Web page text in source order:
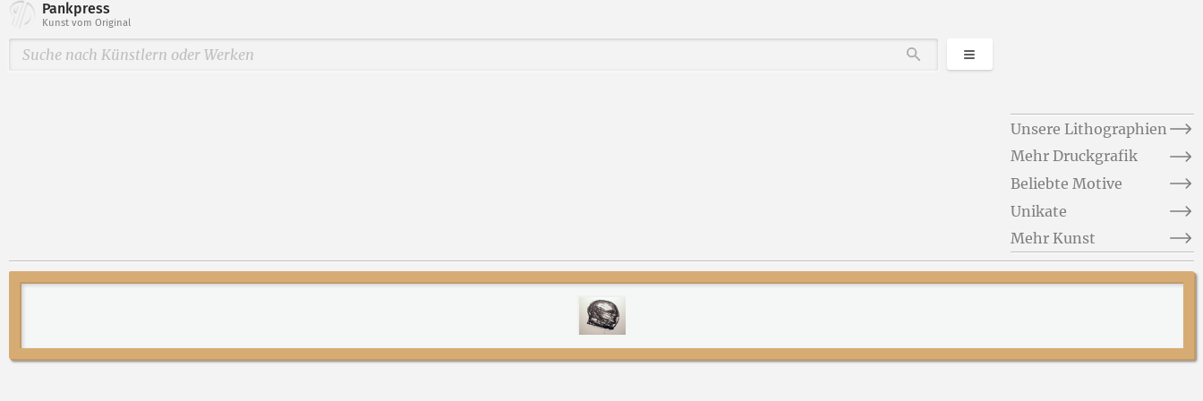
Pankpress
Kunst vom Original
DurchsuchenKategorien
Unsere Lithographien
Mehr Druckgrafik
Beliebte Motive
Unikate
Mehr Kunst